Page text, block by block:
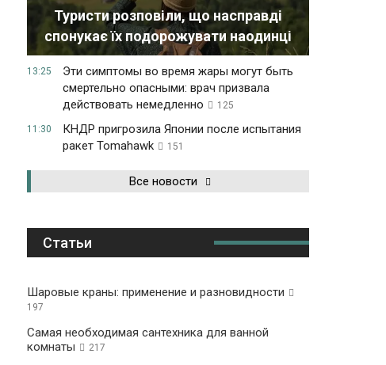
Туристи розповіли, що насправді
спонукає їх подорожувати наодинці
13:25
Эти симптомы во время жары могут быть
смертельно опасными: врач призвала
действовать немедленно
125
11:30
КНДР пригрозила Японии после испытания
ракет Tomahawk
151
Все новости
Статьи
Шаровые краны: применение и разновидности
197
Самая необходимая сантехника для ванной
комнаты
217